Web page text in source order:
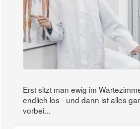
Erst sitzt man ewig im
endlich los - und dann ist alles
vorbei...